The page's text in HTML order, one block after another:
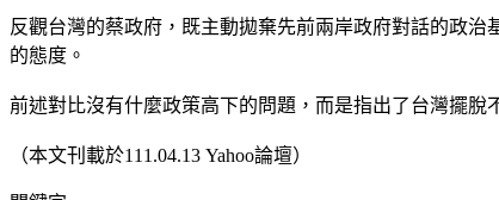
反觀台灣的蔡政府，既主動拋棄先前兩岸政府對話的政
的態度。
前述對比沒有什麼政策高下的問題，而是指出了台灣擺脫
（本文刊載於111.04.13 Yahoo論壇）